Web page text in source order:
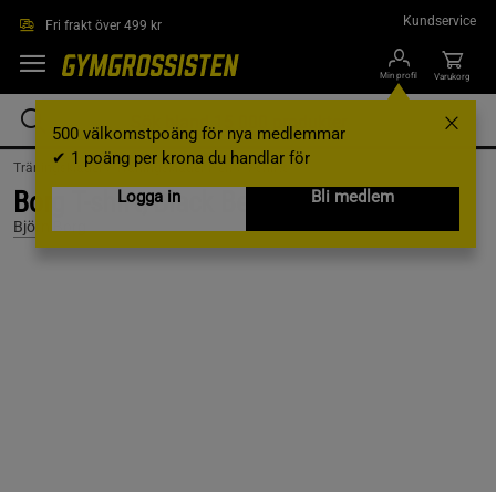
Fri frakt över 499 kr Kundservice
Min profil
500 välkomstpoäng för nya medlemmar
✔ 1 poäng per krona du handlar för
Logga in
Bli medlem
Varukorg
Träningskläder / Träningskläder Herr /T-shirts
Borg T-shirt, Black Beauty, L
Björn Borg